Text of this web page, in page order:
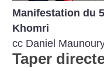
Manifestation du
Khomri
cc Daniel
Taper